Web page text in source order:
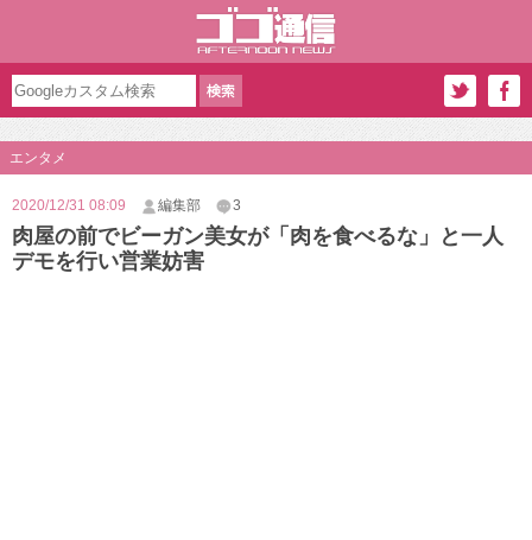
エンタメ
2020/12/31 08:09 編集部 3
肉屋の前でビーガン美女が「肉を食べるな」と一人
デモを行い営業妨害